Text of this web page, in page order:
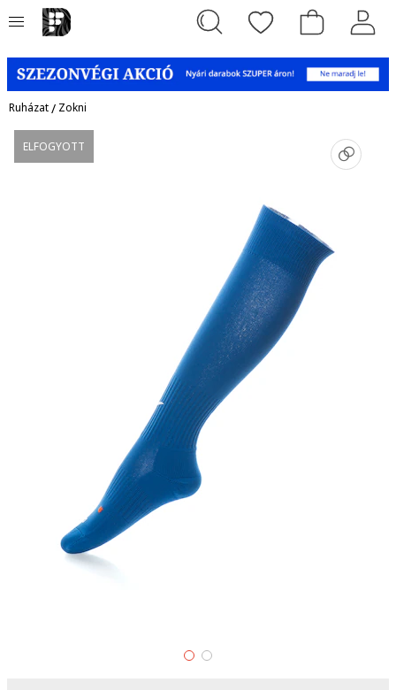
Ruházat/ Zokni
ELFOGYOTT